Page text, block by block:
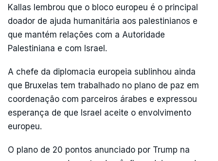
Kallas lembrou que o bloco europeu é o principal
doador de ajuda humanitária aos palestinianos e
que mantém relações com a Autoridade
Palestiniana e com Israel.
A chefe da diplomacia europeia sublinhou ainda
que Bruxelas tem trabalhado no plano de paz em
coordenação com parceiros árabes e expressou
esperança de que Israel aceite o envolvimento
europeu.
O plano de 20 pontos anunciado por Trump na